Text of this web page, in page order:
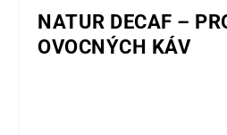
NATUR DECAF –
OVOCNÝCH KÁV